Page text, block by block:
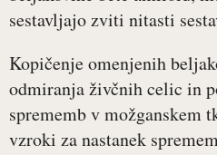
sestavljajo zviti nitasti
Kopičenje omenjenih
odmiranja živčnih celic in
sprememb v možganskem
vzroki za nastanek